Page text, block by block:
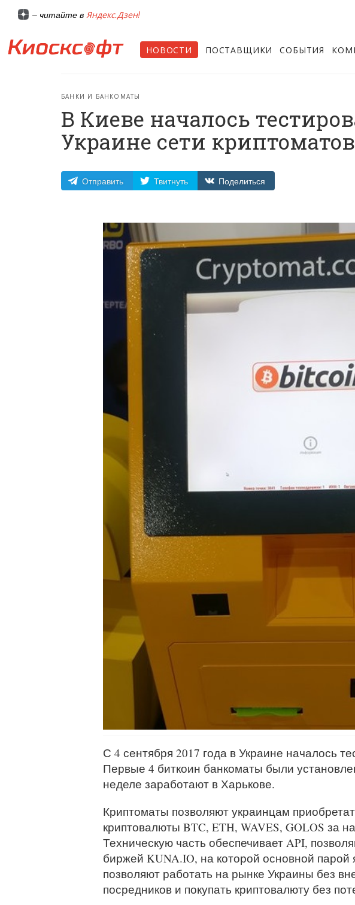
– читайте в Яндекс.Дзен!
НОВОСТИ ПОСТАВЩИКИ СОБЫТИЯ
БАНКИ И БАНКОМАТЫ
В Киеве началось
Украине сети криптоматов
Отправить Твитнуть Поделиться
С 4 сентября 2017 года в Украине началось
Первые 4 биткоин банкоматы были
неделе заработают в Харькове.
Криптоматы позволяют украинцам
криптовалюты BTC, ETH, WAVES, GOLOS за
Техническую часть обеспечивает API,
биржей KUNA.IO, на которой основной парой
позволяют работать на рынке Украины без
посредников и покупать криптовалюту без